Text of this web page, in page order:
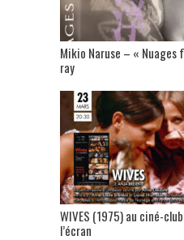
Mikio Naruse – «
ray
WIVES (1975) au ciné-
l’écran